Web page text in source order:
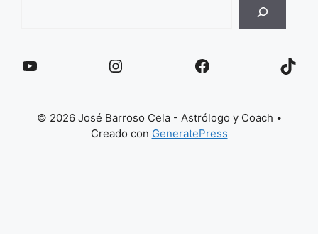
YouTube Instagram Facebook
© 2026 José Barroso Cela - Astrólogo y Coach •
Creado con GeneratePress